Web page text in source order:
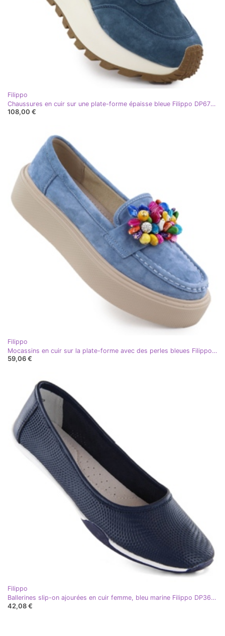
Filippo
Chaussures en cuir sur une plate-forme épaisse bleue Filippo DP6785
108,00 €
Filippo
Mocassins en cuir sur la plate-forme avec des perles bleues Filippo DP6765
59,06 €
Filippo
Ballerines slip-on ajourées en cuir femme, bleu marine Filippo DP3681
42,08 €